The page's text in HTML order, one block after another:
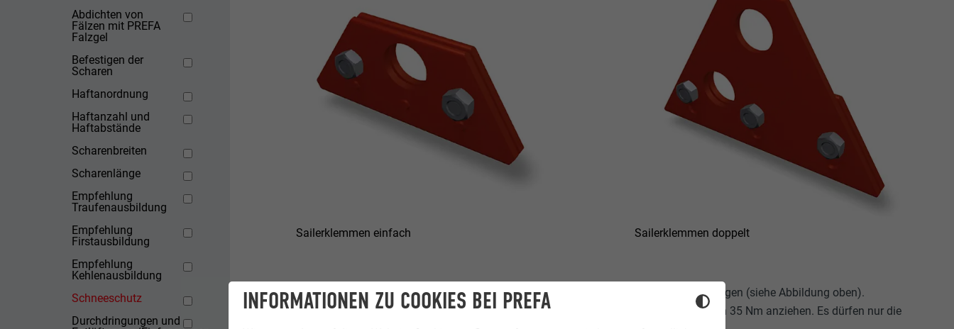
INFORMATIONEN ZU COOKIES BEI PREFA
Abdichten von
Fälzen mit PREFA
Falzgel
Befestigen der
Scharen
Haftanordnung
Haftanzahl und
Haftabstände
Scharenbreiten
Scharenlänge
Empfehlung
Traufenausbildung
Empfehlung
Firstausbildung
Empfehlung
Kehlenausbildung
Schneeschutz
Durchdringungen und
Sailerklemmen einfach Sailerklemmen doppelt
Die Schrauben so weit öffnen, dass die Sailerklemmen an der Dacheindeckung aufliegen (siehe Abbildung oben).
Ausrichten der Reihe und anschließend die Schrauben mit einem Anzugsmoment von 35 Nm anziehen. Es dürfen nur die